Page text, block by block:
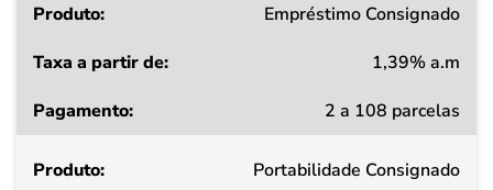
Produto
a
de
Empréstimo Consignado
1,39% a.m
2 a 108 parcelas
Portabilidade Consignado